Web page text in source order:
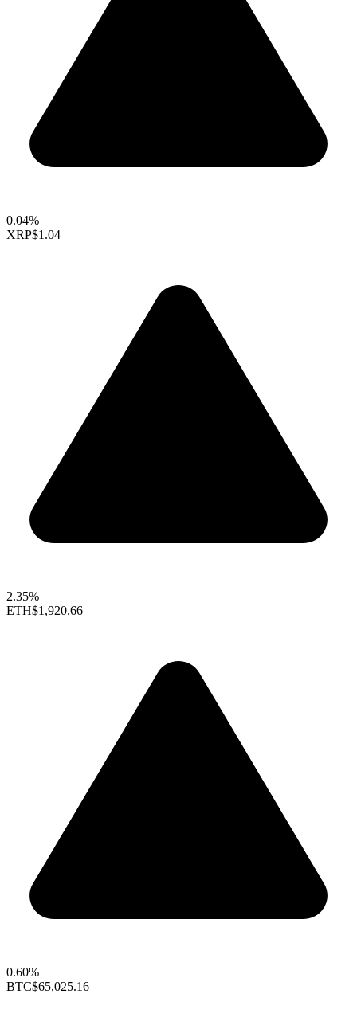
0.04%
XRP$1.04
2.35%
ETH$1,920.66
0.60%
BTC$65,025.16